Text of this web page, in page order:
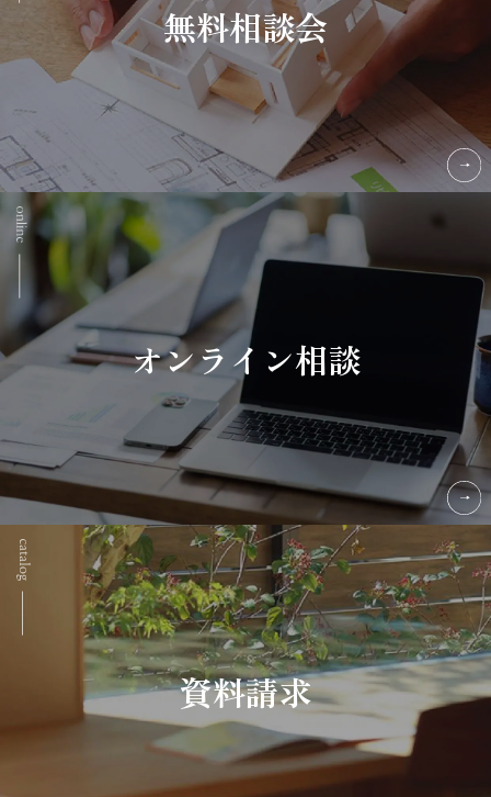
無料相談会
オンライン相談
資料請求